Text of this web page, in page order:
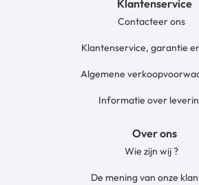
Klantenservice
Contacteer ons
Klantenservice, garantie
Algemene
Informatie over
Over ons
Wie zijn wij ?
De mening van onze